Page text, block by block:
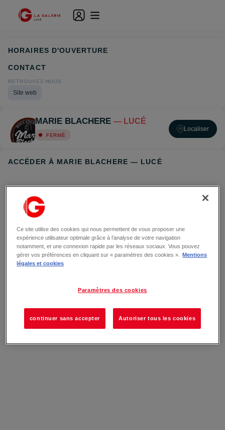
MARIE BLACHERE — LUCÉ
FERMÉ
Localiser
ACCÉDER À MARIE BLACHERE — LUCÉ
HORAIRES D'OUVERTURE
CONTACT
RETROUVEZ-NOUS
Site web
Ce site utilise des cookies qui nous permettent de vous proposer une
expérience utilisateur optimale grâce à l’analyse de votre navigation
notamment, et une connexion rapide par les réseaux sociaux. Vous pouvez
gérer vos préférences en cliquant sur « paramètres des cookies ».
Mentions
légales et cookies
Paramètres des cookies
continuer sans accepter Autoriser tous les cookies